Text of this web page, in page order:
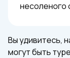
несоленого
Вы удивитесь,
могут быть